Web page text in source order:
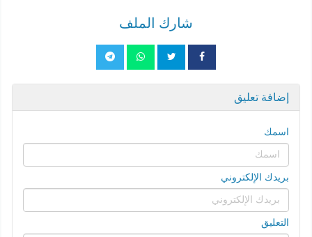
شارك الملف
إضافة تعليق
اسمك
بريدك الإلكتروني
التعليق